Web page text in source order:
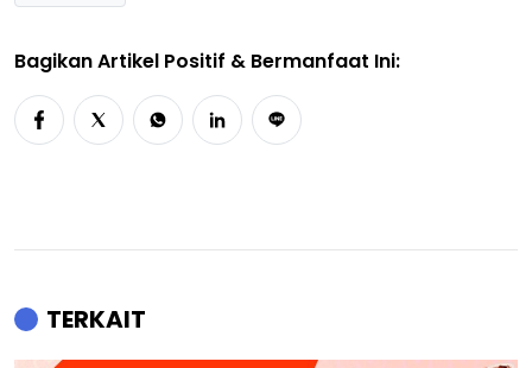
Bagikan Artikel Positif & Bermanfaat Ini:
TERKAIT